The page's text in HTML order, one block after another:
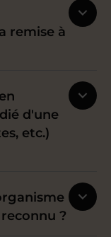
remise à
d'une
etc.)
?